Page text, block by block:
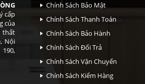
cấp
của
thất
Nội
Chính Sách Bảo Mật
Chính Sách Thanh Toán
Chính Sách Bảo Hành
Chính Sách Đổi Trả
Chính Sách Vận Chuyển
Chính Sách Kiểm Hàng